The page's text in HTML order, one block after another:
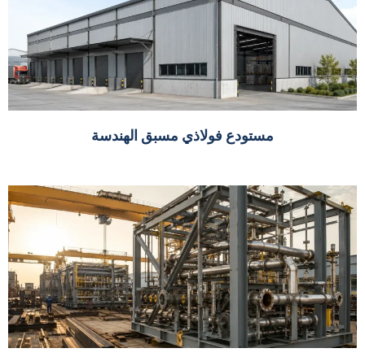
مستودع فولاذي مسبق الهندسة